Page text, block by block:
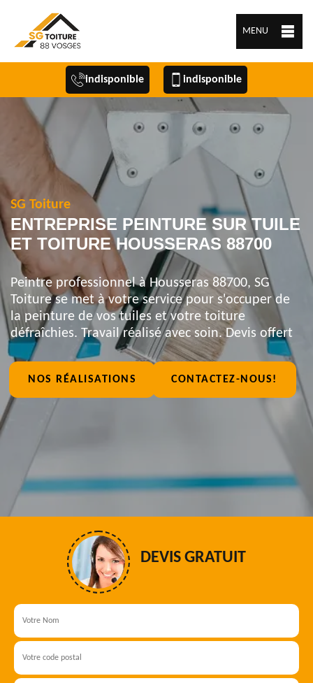
MENU
indisponible indisponible
SG Toiture
ENTREPRISE PEINTURE SUR TUILE
ET TOITURE HOUSSERAS 88700
Peintre professionnel à Housseras 88700, SG
Toiture se met à votre service pour s'occuper de
la peinture de vos tuiles et votre toiture
défraîchies. Travail réalisé avec soin. Devis offert
NOS RÉALISATIONS CONTACTEZ-NOUS!
DEVIS GRATUIT